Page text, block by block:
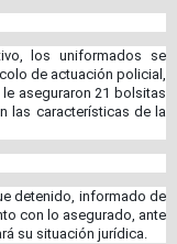
los uniformados se
de actuación policial,
le aseguraron 21 bolsitas
las características de la
detenido, informado de
con lo asegurado, ante
su situación jurídica.